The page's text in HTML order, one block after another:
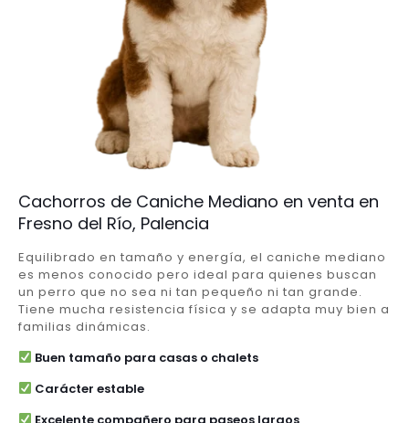
Cachorros de Caniche Mediano en venta en
Fresno del Río, Palencia
Equilibrado en tamaño y energía, el caniche mediano
es menos conocido pero ideal para quienes buscan
un perro que no sea ni tan pequeño ni tan grande.
Tiene mucha resistencia física y se adapta muy bien a
familias dinámicas.
Buen tamaño para casas o chalets
Carácter estable
Excelente compañero para paseos largos